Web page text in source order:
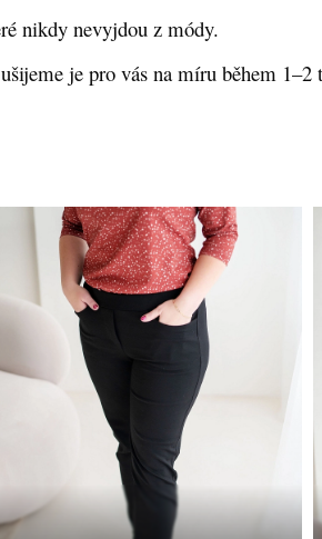
nikdy nevyjdou z módy.
je pro vás na míru během 1–2